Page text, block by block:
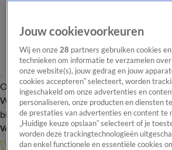
Overzicht Onze programma's Uitzendingen
WandelgangenInterviewsUitzending
bijwonenPodcastShopVeelgestelde
Volg Vandaag Inside
Jouw cookievoorkeuren
Wij en onze28 partners gebruiken cookies
technieken om informatie te verzamelen
onze website(s), jouw gedrag en jouw
cookies accepteren” selecteert, worden
ingeschakeld om onze advertenties en
personaliseren, onze producten en diensten
de prestaties van advertenties en content te
„Huidige keuze opslaan” selecteert of je
worden deze trackingtechnologieën
dan enkel functionele en essentiële cookies